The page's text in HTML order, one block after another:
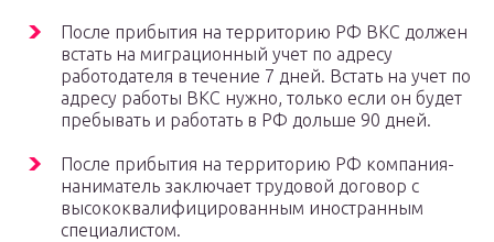
После прибытия на территорию РФ ВКС должен
встать на миграционный учет по адресу
работодателя в течение 7 дней. Встать на учет по
адресу работы ВКС нужно, только если он будет
пребывать и работать в РФ дольше 90 дней.
После прибытия на территорию РФ компания-
наниматель заключает трудовой договор с
высококвалифицированным иностранным
специалистом.